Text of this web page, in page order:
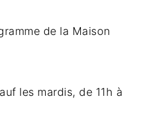
de la Maison
les mardis, de 11h à